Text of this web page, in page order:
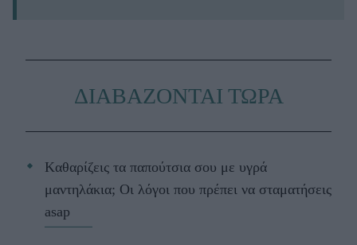
ΔΙΑΒΑΖΟΝΤΑΙ ΤΩΡΑ
Kαθαρίζεις τα παπούτσια σου με υγρά
μαντηλάκια; Οι λόγοι που πρέπει να σταματήσεις
asap